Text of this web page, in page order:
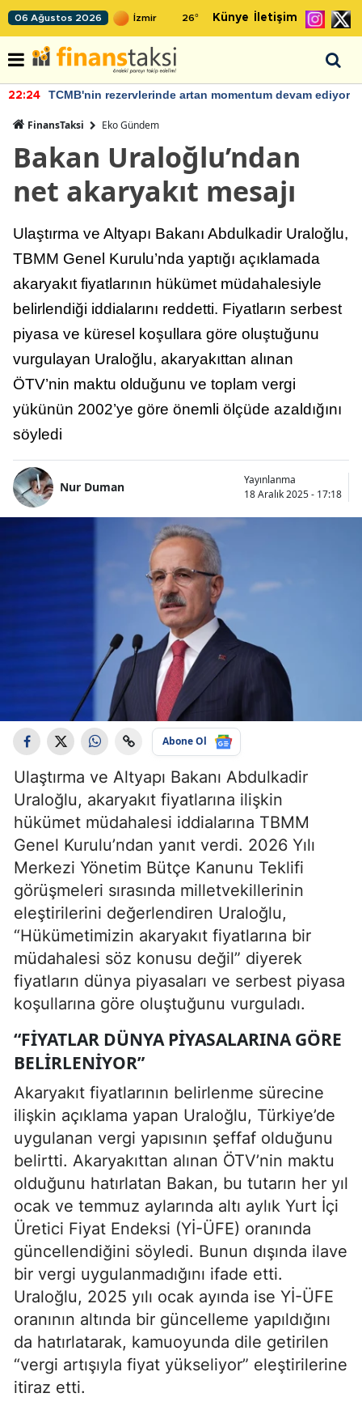
06 Ağustos 2026 26° Künye İletişim
22:24 TCMB'nin rezervlerinde artan momentum devam ediyor
FinansTaksi Eko Gündem
Bakan Uraloğlu’ndan
net akaryakıt mesajı
Ulaştırma ve Altyapı Bakanı Abdulkadir Uraloğlu,
TBMM Genel Kurulu’nda yaptığı açıklamada
akaryakıt fiyatlarının hükümet müdahalesiyle
belirlendiği iddialarını reddetti. Fiyatların serbest
piyasa ve küresel koşullara göre oluştuğunu
vurgulayan Uraloğlu, akaryakıttan alınan
ÖTV’nin maktu olduğunu ve toplam vergi
yükünün 2002’ye göre önemli ölçüde azaldığını
söyledi
Nur Duman
Yayınlanma
18 Aralık 2025 - 17:18
Abone Ol
Ulaştırma ve Altyapı Bakanı Abdulkadir
Uraloğlu, akaryakıt fiyatlarına ilişkin
hükümet müdahalesi iddialarına TBMM
Genel Kurulu’ndan yanıt verdi. 2026 Yılı
Merkezi Yönetim Bütçe Kanunu Teklifi
görüşmeleri sırasında milletvekillerinin
eleştirilerini değerlendiren Uraloğlu,
“Hükümetimizin akaryakıt fiyatlarına bir
müdahalesi söz konusu değil” diyerek
fiyatların dünya piyasaları ve serbest piyasa
koşullarına göre oluştuğunu vurguladı.
“FIYATLAR DÜNYA PIYASALARINA GÖRE
BELIRLENIYOR”
Akaryakıt fiyatlarının belirlenme sürecine
ilişkin açıklama yapan Uraloğlu, Türkiye’de
uygulanan vergi yapısının şeffaf olduğunu
belirtti. Akaryakıttan alınan ÖTV’nin maktu
olduğunu hatırlatan Bakan, bu tutarın her yıl
ocak ve temmuz aylarında altı aylık Yurt İçi
Üretici Fiyat Endeksi (Yİ-ÜFE) oranında
güncellendiğini söyledi. Bunun dışında ilave
bir vergi uygulanmadığını ifade etti.
Uraloğlu, 2025 yılı ocak ayında ise Yİ-ÜFE
oranının altında bir güncelleme yapıldığını
da hatırlatarak, kamuoyunda dile getirilen
“vergi artışıyla fiyat yükseliyor” eleştirilerine
itiraz etti.